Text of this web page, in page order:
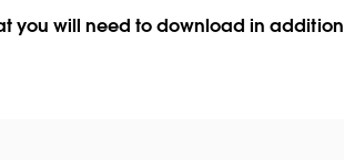
you will need to download in addition